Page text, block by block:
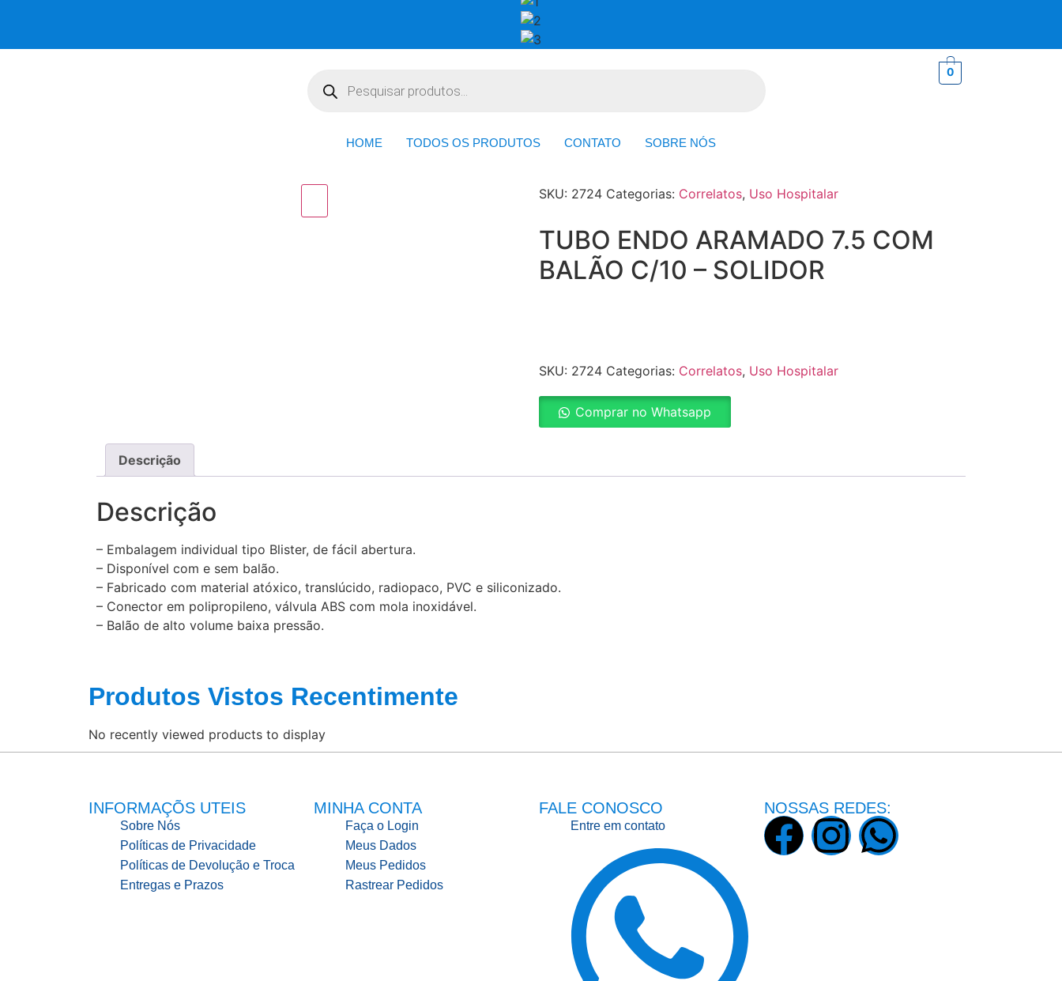
0
HOME TODOS OS PRODUTOS CONTATO SOBRE NÓS
SKU: 2724 Categorias: Correlatos, Uso Hospitalar
TUBO ENDO ARAMADO 7.5 COM
BALÃO C/10 – SOLIDOR
SKU: 2724 Categorias: Correlatos, Uso Hospitalar
Comprar no Whatsapp
Descrição
Descrição
– Embalagem individual tipo Blister, de fácil abertura.
– Disponível com e sem balão.
– Fabricado com material atóxico, translúcido, radiopaco, PVC e siliconizado.
– Conector em polipropileno, válvula ABS com mola inoxidável.
– Balão de alto volume baixa pressão.
Produtos Vistos Recentimente
No recently viewed products to display
INFORMAÇÕS UTEIS
Sobre Nós
Políticas de Privacidade
Políticas de Devolução e Troca
Entregas e Prazos
MINHA CONTA
Faça o Login
Meus Dados
Meus Pedidos
Rastrear Pedidos
FALE CONOSCO
Entre em contato
NOSSAS REDES: